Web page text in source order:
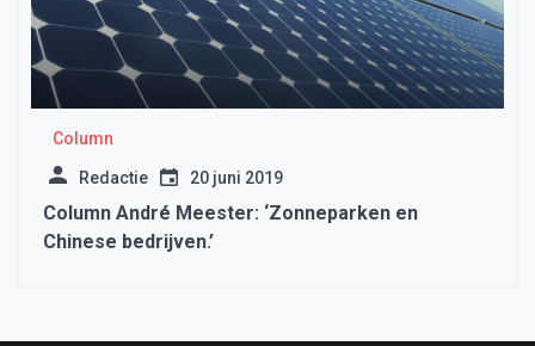
Column
Redactie 20 juni 2019
Column André Meester: ‘Zonneparken en
Chinese bedrijven.’